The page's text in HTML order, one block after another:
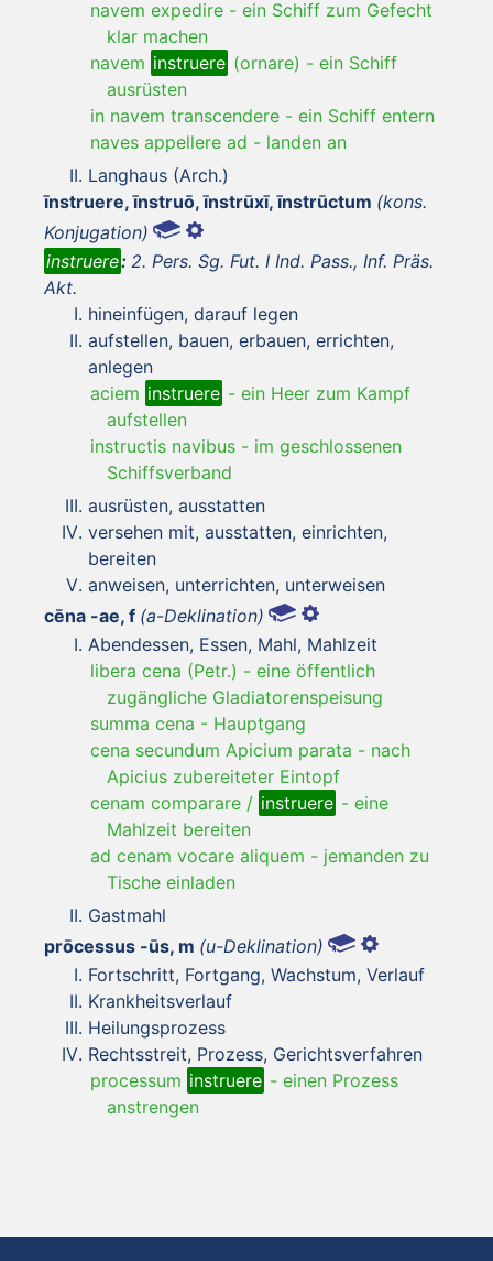
navem expedire - ein Schiff zum Gefecht
klar machen
navem instruere (ornare) - ein Schiff
ausrüsten
in navem transcendere - ein Schiff entern
naves appellere ad - landen an
Langhaus (Arch.)
īnstruere, īnstruō, īnstrūxī, īnstrūctum (kons.
Konjugation)
instruere: 2. Pers. Sg. Fut. I Ind. Pass., Inf. Präs.
Akt.
hineinfügen, darauf legen
aufstellen, bauen, erbauen, errichten,
anlegen
aciem instruere - ein Heer zum Kampf
aufstellen
instructis navibus - im geschlossenen
Schiffsverband
ausrüsten, ausstatten
versehen mit, ausstatten, einrichten,
bereiten
anweisen, unterrichten, unterweisen
cēna -ae, f (a-Deklination)
Abendessen, Essen, Mahl, Mahlzeit
libera cena (Petr.) - eine öffentlich
zugängliche Gladiatorenspeisung
summa cena - Hauptgang
cena secundum Apicium parata - nach
Apicius zubereiteter Eintopf
cenam comparare / instruere - eine
Mahlzeit bereiten
ad cenam vocare aliquem - jemanden zu
Tische einladen
Gastmahl
prōcessus -ūs, m (u-Deklination)
Fortschritt, Fortgang, Wachstum, Verlauf
Krankheitsverlauf
Heilungsprozess
Rechtsstreit, Prozess, Gerichtsverfahren
processum instruere - einen Prozess
anstrengen